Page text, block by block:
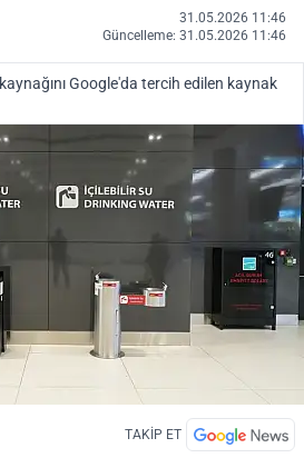
31.05.2026 11:46
Güncelleme: 31.05.2026 11:46
kaynağını Google'da tercih edilen kaynak
TAKİP ET